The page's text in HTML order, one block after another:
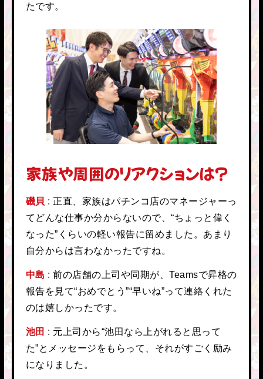
たです。
家族や周囲のリアクションは？
磯貝
正直、家族はパチンコ店のマネージャーっ
てどんな仕事か分からないので、“ちょっと偉く
なった”くらいの軽い報告に留めました。あまり
自分からは言わなかったですね。
中島
前の店舗の上司や同期が、Teamsで昇格の
報告を見て“おめでとう”“早いね”って連絡くれた
のは嬉しかったです。
池田
元上司から“池田なら上がれると思って
た”とメッセージをもらって、それがすごく励み
になりました。